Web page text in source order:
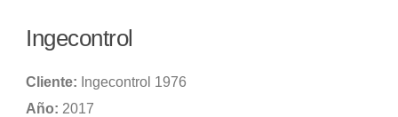
Ingecontrol
Cliente: Ingecontrol 1976
Año: 2017